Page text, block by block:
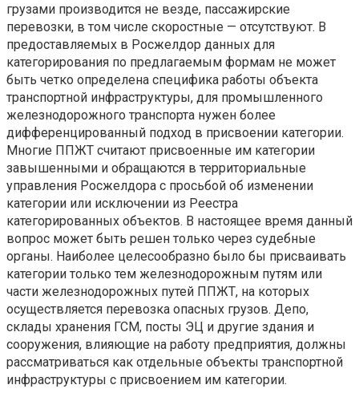
грузами производится не везде, пассажирские
перевозки, в том числе скоростные — отсутствуют. В
предоставляемых в Росжелдор данных для
категорирования по предлагаемым формам не может
быть четко определена специфика работы объекта
транспортной инфраструктуры, для промышленного
железнодорожного транспорта нужен более
дифференцированный подход в присвоении категории.
Многие ППЖТ считают присвоенные им категории
завышенными и обращаются в территориальные
управления Росжелдора с просьбой об изменении
категории или исключении из Реестра
категорированных объектов. В настоящее время данный
вопрос может быть решен только через судебные
органы. Наиболее целесообразно было бы присваивать
категории только тем железнодорожным путям или
части железнодорожных путей ППЖТ, на которых
осуществляется перевозка опасных грузов. Депо,
склады хранения ГСМ, посты ЭЦ и другие здания и
сооружения, влияющие на работу предприятия, должны
рассматриваться как отдельные объекты транспортной
инфраструктуры с присвоением им категории.